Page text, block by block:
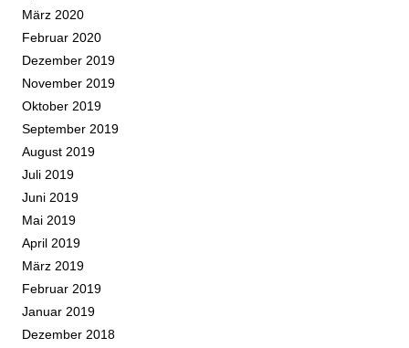
März 2020
Februar 2020
Dezember 2019
November 2019
Oktober 2019
September 2019
August 2019
Juli 2019
Juni 2019
Mai 2019
April 2019
März 2019
Februar 2019
Januar 2019
Dezember 2018